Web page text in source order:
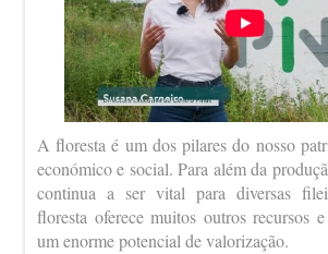
A floresta é um dos pilares do nosso
económico e social. Para além da
continua a ser vital para diversas
floresta oferece muitos outros recursos
um enorme potencial de valorização.